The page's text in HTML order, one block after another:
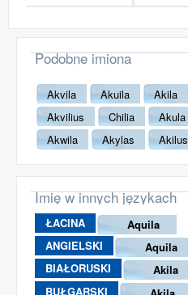
Podobne imiona
Akvila Akuila Akila
Akvilius
Chilia Akula
Akwila
Akylas Akilus
Imię w innych językach
ŁACINA
Aquila
ANGIELSKI
Aquila
BIAŁORUSKI
Akila
BUŁGARSKI